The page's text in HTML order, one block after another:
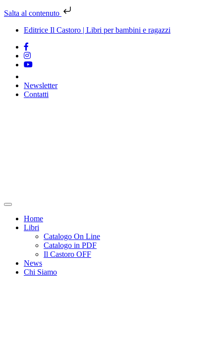
Salta al contenuto
Editrice Il Castoro | Libri per bambini e ragazzi
Newsletter
Contatti
Home
Libri
Catalogo On Line
Catalogo in PDF
Il Castoro OFF
News
Chi Siamo